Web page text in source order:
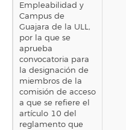
Empleabilidad y
Campus de
Guajara de la ULL,
por la que se
aprueba
convocatoria para
la designación de
miembros de la
comisión de acceso
a que se refiere el
artículo 10 del
reglamento que